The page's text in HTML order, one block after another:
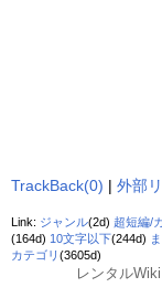
TrackBack(0) | 外部
Link: ジャンル(2d) 超短編/
(164d) 10文字以下(244d)
カテゴリ (3605d)
レンタル